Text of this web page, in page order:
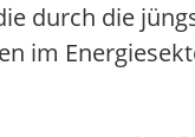
durch die
im